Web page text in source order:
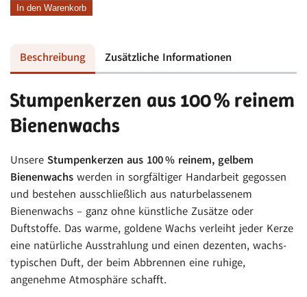
aus
Menge
In den Warenkorb
Beschreibung Zusätzliche Informationen
Stumpenkerzen aus 100 % reinem
Bienenwachs
Unsere Stumpenkerzen aus 100 % reinem, gelbem
Bienenwachs werden in sorgfältiger Handarbeit gegossen
und bestehen ausschließlich aus naturbelassenem
Bienenwachs – ganz ohne künstliche Zusätze oder
Duftstoffe. Das warme, goldene Wachs verleiht jeder Kerze
eine natürliche Ausstrahlung und einen dezenten, wachs­
typischen Duft, der beim Abbrennen eine ruhige,
angenehme Atmosphäre schafft.